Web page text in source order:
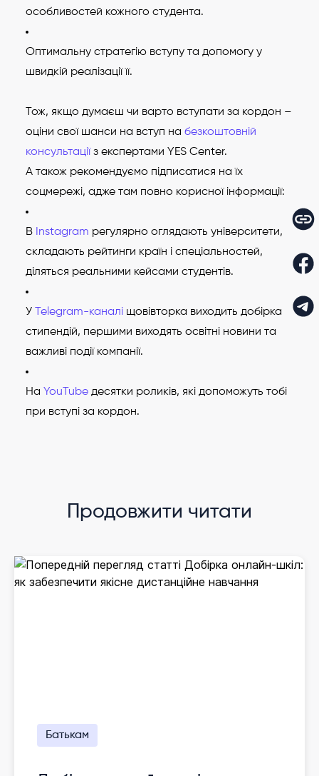
особливостей кожного студента.
Оптимальну стратегію вступу та допомогу у
швидкій реалізації її.
Тож, якщо думаєш чи варто вступати за кордон –
оціни свої шанси на вступ на безкоштовній
консультаціїз експертами YES Center.
А також рекомендуємо підписатися на їх
соцмережі, адже там повно корисної інформації:
В Instagram регулярно оглядають університети,
складають рейтинги країн і спеціальностей,
діляться реальними кейсами студентів.
У Telegram-каналі щовівторка виходить добірка
стипендій, першими виходять освітні новини та
важливі події компанії.
На YouTube десятки роликів, які допоможуть тобі
при вступі за кордон.
Продовжити читати
Батькам